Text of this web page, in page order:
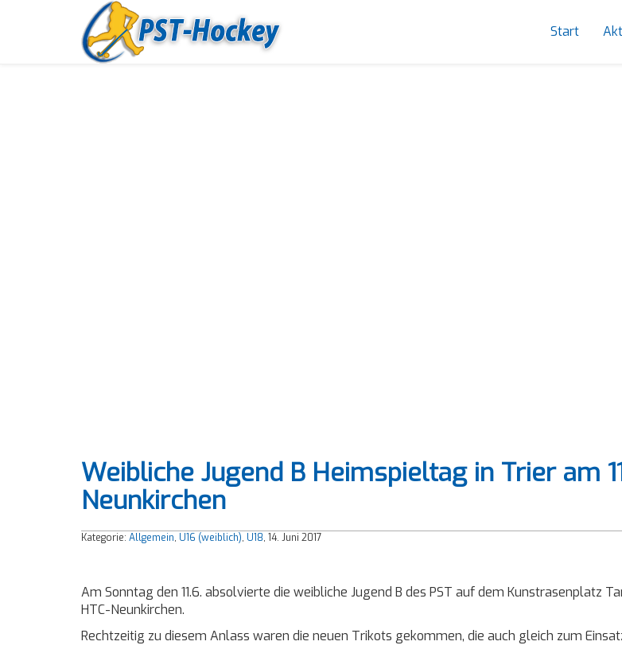
Start
Weibliche Jugend B Heimspieltag in Trier am
Neunkirchen
Kategorie: Allgemein, U16 (weiblich), U18, 14. Juni 2017
Am Sonntag den 11.6. absolvierte die weibliche Jugend B des PST auf dem Kunstrasenplatz
HTC-Neunkirchen.
Rechtzeitig zu diesem Anlass waren die neuen Trikots gekommen, die auch gleich zum